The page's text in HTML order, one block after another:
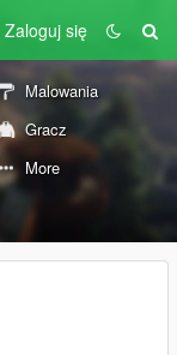
Zaloguj się
Malowania
Gracz
More